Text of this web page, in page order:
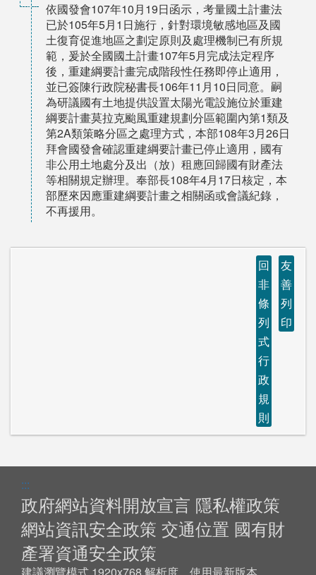
依國發會107年10月19日函示，考量國土計畫法
已於105年5月1日施行，針對環境敏感地區及國
土復育促進地區之劃定原則及處理機制已有所規
範，爰於全國國土計畫107年5月完成法定程序
後，重建綱要計畫完成階段性任務即停止適用，
並已簽陳行政院秘書長106年11月10日同意。嗣
為研議國有土地提供設置太陽光電設施位於重建
綱要計畫莫拉克颱風重建規劃分區範圍內第1類及
第2A類策略分區之處理方式，本部108年3月26日
拜會國發會確認重建綱要計畫已停止適用，國有
非公用土地處分及出（放）租應回歸國有財產法
等相關規定辦理。奉部長108年4月17日核定，本
部歷來因應重建綱要計畫之相關函或會議紀錄，
不再援用。
回
非
條
列
式
行
政
規
則
友
善
列
印
:::
政府網站資料開放宣言 隱私權政策
網站資訊安全政策 交通位置 國有財
產署資通安全政策